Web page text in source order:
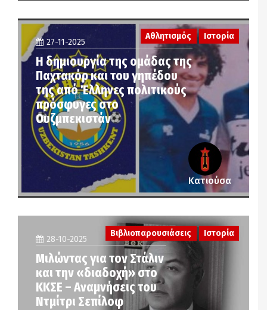
Αθλητισμός Ιστορία
27-11-2025
Η δημιουργία της ομάδας της
Παχτακόρ και του γηπέδου
της από Έλληνες πολιτικούς
πρόσφυγες στο
Ουζμπεκιστάν
Κατιούσα
28-10-2025
Μιλώντας για τον Στάλιν
και την «διαδοχή» στο
ΚΚΣΕ – Αναμνήσεις του
Ντμίτρι Σεπίλοφ
Βιβλιοπαρουσιάσεις Ιστορία